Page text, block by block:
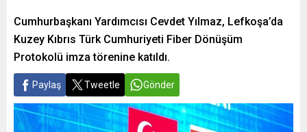
Cumhurbaşkanı Yardımcısı Cevdet Yılmaz, Lefkoşa’da
Kuzey Kıbrıs Türk Cumhuriyeti Fiber Dönüşüm
Protokolü imza törenine katıldı.
Paylaş Tweetle Gönder